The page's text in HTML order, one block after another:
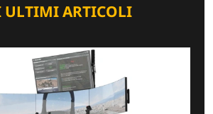
ULTIMI ARTICOLI